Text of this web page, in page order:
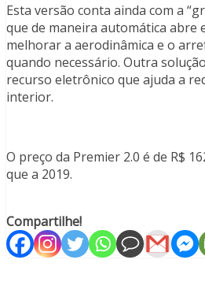
Esta versão conta ainda com a
que de maneira automática abre
melhorar a aerodinâmica e o
quando necessário. Outra
recurso eletrônico que ajuda a
interior.
O preço da Premier 2.0 é de R$
que a 2019.
Compartilhe!